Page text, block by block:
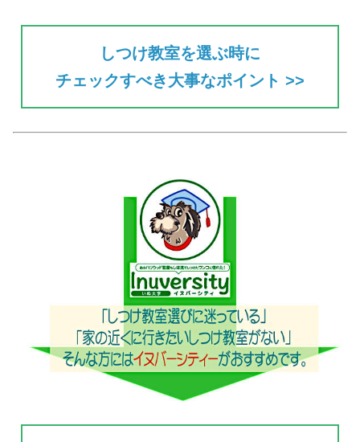
しつけ教室を選ぶ時に
チェックすべき大事なポイント >>